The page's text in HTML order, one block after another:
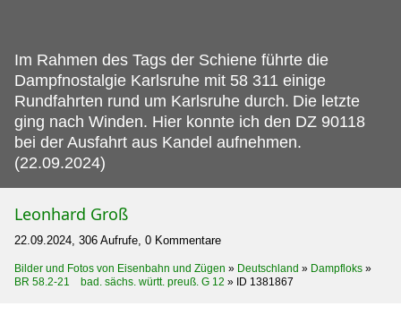
Im Rahmen des Tags der Schiene führte die
Dampfnostalgie Karlsruhe mit 58 311 einige
Rundfahrten rund um Karlsruhe durch. Die letzte
ging nach Winden. Hier konnte ich den DZ 90118
bei der Ausfahrt aus Kandel aufnehmen.
(22.09.2024)
Leonhard Groß
22.09.2024, 306 Aufrufe, 0 Kommentare
Bilder und Fotos von Eisenbahn und Zügen » Deutschland » Dampfloks »
BR 58.2-21 bad. sächs. württ. preuß. G 12 » ID 1381867